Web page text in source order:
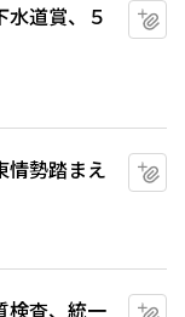
道賞、５
勢踏まえ
査、統一